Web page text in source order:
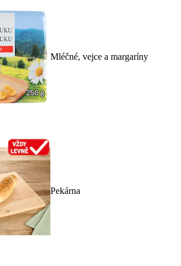
Mléčné, vejce a margaríny
Pekárna